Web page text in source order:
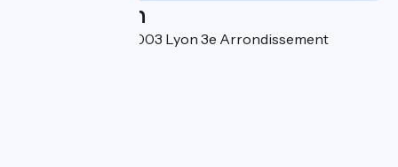
Localisation
4-6 rue Mortier 69003 Lyon 3e Arrondissement